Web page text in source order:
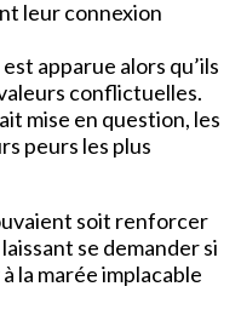
leur connexion
apparue alors qu’ils
conflictuelles.
mise en question, les
peurs les plus
soit renforcer
se demander si
la marée implacable